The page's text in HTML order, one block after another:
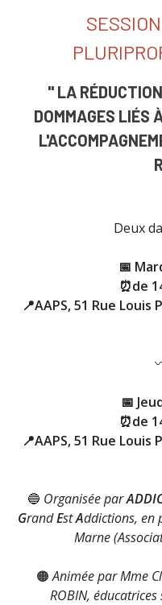
" LA
DOMMAGES LIÉS
Deux
📅
⏰de
📍AAPS, 51 Rue
📅
⏰de
📍AAPS, 51 Rue
🔵 Organisée par
GrandEstAddictions, en
Marne
🟠Animée par Mme
ROBIN, éducatrices